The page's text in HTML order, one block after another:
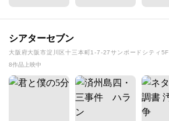
シアターセブン
大阪府大阪市淀川区十三本町1-7-27サンポードシティ5F
8作品上映中